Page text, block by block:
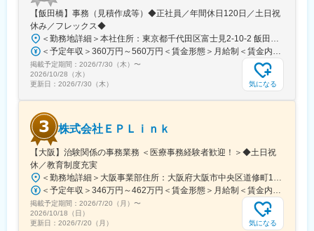
す。
・5日間のリフレッシュ休暇制度や、時間単位で取得できる有給休
暇。
・産前産後休暇（妊娠中時短勤務あり）、子供が3歳になるまで取
得できる育児休業、
復帰後は短時間勤務制度の利用も可能。
※育児休業から復帰し3ヶ月後に、育児補助支援金を給付。
変更の範囲：会社の定める業務
【飯田橋】事務（見積作成等）◆正社員／年間休日120日／土日祝
休み／フレックス◆
＜勤務地詳細＞本社住所：東京都千代田区富士見2-10-2 飯田橋グラン・ブルーム勤務地最寄駅：各線／飯田橋駅受動喫煙対策：屋内全面禁煙
＜予定年収＞360万円～560万円＜賃金形態＞月給制＜賃金内訳＞月額（基本給）：290,000円～350,000円＜月給＞290,000円～350,000円＜昇給有無＞有＜残業手当＞有＜給与補足＞※詳細は、能力・経験に応じて決定します。■昇給：年1回■賞与：年2回（但し、決算賞与追加支給にて年3回の実績有）賃金はあくまでも目安の金額であり、選考を通じて上下する可能性があります。月給(月額)は固定手当を含めた表記です。
掲載予定期間： 2026/7/30（木） 〜
2026/10/28（水）
更新日： 2026/7/30（木） 気になる
株式会社ＥＰＬｉｎｋ
【大阪】治験関係の事務業務 ＜医療事務経験者歓迎！＞◆土日祝
休／教育制度充実
＜勤務地詳細＞大阪事業部住所：大阪府大阪市中央区道修町1-5-18 朝日生命道修町ビル3階勤務地最寄駅：大阪市営堺筋線／北浜駅受動喫煙対策：敷地内全面禁煙変更の範囲：会社の定める事業所
＜予定年収＞346万円～462万円＜賃金形態＞月給制＜賃金内訳＞月額（基本給）：210,500円～277,900円その他固定手当/月：8,000円～15,000円＜月給＞218,500円～292,900円＜昇給有無＞有＜残業手当＞有＜給与補足＞前職・経験を考慮の上、決定致します。■年収内訳＝基本給×12ヶ月＋賞与（基本給×4ヶ月)■賞与：年2回（6月、12月）／昇給：年1回（10月）※業績に応じ、決算賞与（秋季賞与）支給の場合あり（10月）■時間外・休日出勤手当等の割増賃金は別途支給賃金はあくまでも目安の金額であり、選考を通じて上下する可能性があります。月給(月額)は固定手当を含めた表記です。
掲載予定期間： 2026/7/20（月） 〜
2026/10/18（日）
更新日： 2026/7/20（月） 気になる